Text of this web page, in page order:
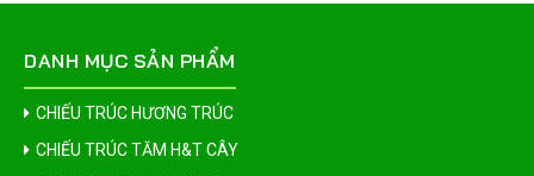
DANH MỤC SẢN PHẨM
CHIẾU TRÚC HƯƠNG TRÚC
CHIẾU TRÚC TĂM H&T CÂY